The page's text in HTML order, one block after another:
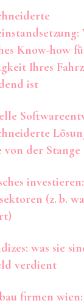
Know-how
Ihres
ist
von der Stange
investieren:
(z. b.
was sie
verdient
firmen